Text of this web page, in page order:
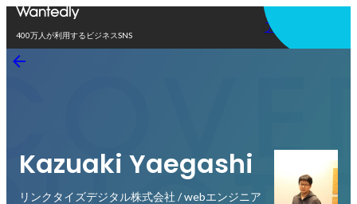
400万人が利用するビジネスSNS
アプリを使う
Kazuaki Yaegashi
リンクタイズデジタル株式会社 / webエンジニア